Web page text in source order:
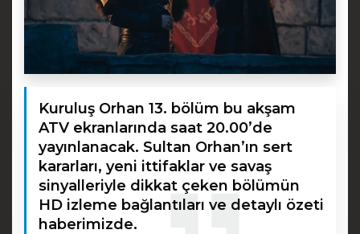
Kuruluş Orhan 13. bölüm bu akşam
ATV ekranlarında saat 20.00’de
yayınlanacak. Sultan Orhan’ın sert
kararları, yeni ittifaklar ve savaş
sinyalleriyle dikkat çeken bölümün
HD izleme bağlantıları ve detaylı özeti
haberimizde.